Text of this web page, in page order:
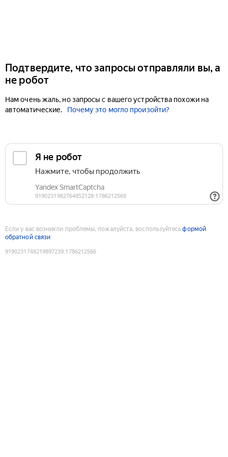
Подтвердите, что запросы отправляли вы, а
не робот
Нам очень жаль, но запросы с вашего устройства похожи на
автоматические.
Почему это могло произойти?
Если у вас возникли проблемы, пожалуйста, воспользуйтесьформой
обратной связи
9190231748219897239:1786212566